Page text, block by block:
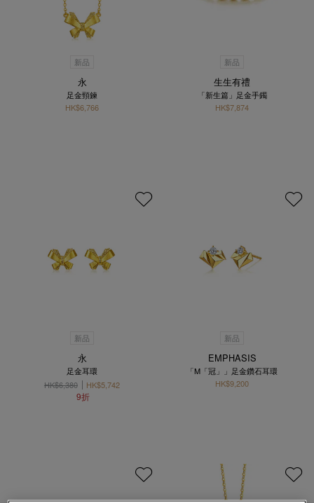
新品
永
足金頸鍊
HK$6,766
新品
生生有禮
「新生篇」足金手鐲
HK$7,874
新品
永
足金耳環
HK$6,380
HK$5,742
9折
新品
EMPHASIS
「M「冠」」足金鑽石耳環
HK$9,200